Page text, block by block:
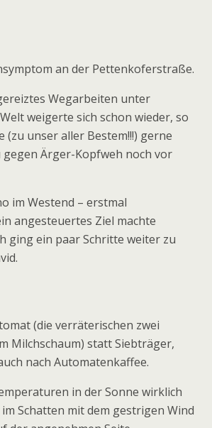
an der Pettenkoferstraße.
Wegarbeiten unter
weigerte sich schon wieder, so
(zu unser aller Bestem!!!) gerne
Ärger-Kopfweh noch vor
im Westend – erstmal
angesteuertes Ziel machte
ging ein paar Schritte weiter zu
(die verräterischen zwei
Milchschaum) statt Siebträger,
nach Automatenkaffee.
in der Sonne wirklich
Schatten mit dem gestrigen Wind